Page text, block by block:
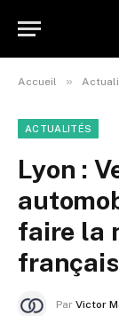
Accueil »
ACTUALITÉS
Lyon :
faire la
Par Victor